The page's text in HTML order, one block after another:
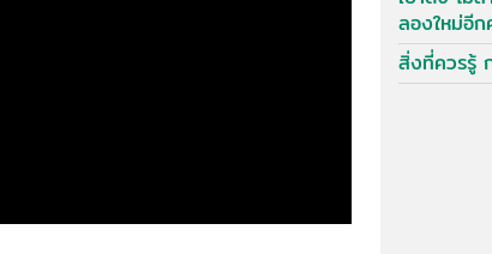
ลองใหม่อี
สิ่งที่ควรรู้